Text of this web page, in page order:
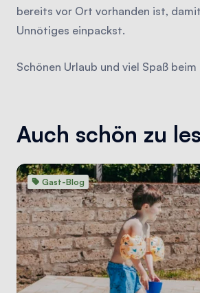
bereits vor Ort vorhanden ist,
Unnötiges einpackst.
Schönen Urlaub und viel Spaß beim
Auch schön zu
Gast-Blog